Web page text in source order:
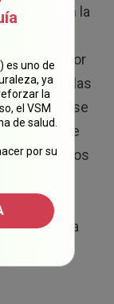
en la
es un
alrededor
de las
que se
que
los
y los
algunos
o en la
es uno de
ya
la
el VSM
de salud.
por su